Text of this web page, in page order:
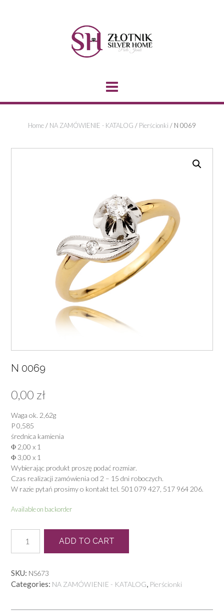
Home/ NA ZAMÓWIENIE - KATALOG / Pierścionki / N 0069
N 0069
0,00 zł
Waga ok. 2,62g
P 0,585
średnica kamienia
Φ 2,00 x 1
Φ 3,00 x 1
Wybierając produkt proszę podać rozmiar.
Czas realizacji zamówienia od 2 – 15 dni roboczych.
W razie pytań prosimy o kontakt tel. 501 079 427, 517 964 206.
Available on backorder
0069
quantity
ADD TO CART
SKU: NS673
Categories: NA ZAMÓWIENIE - KATALOG, Pierścionki